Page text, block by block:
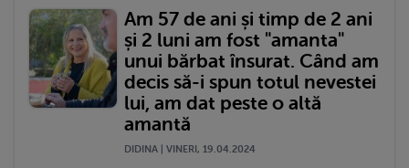
Am 57 de ani și timp de 2 ani
și 2 luni am fost "amanta"
unui bărbat însurat. Când am
decis să-i spun totul nevestei
lui, am dat peste o altă
amantă
DIDINA | VINERI, 19.04.2024